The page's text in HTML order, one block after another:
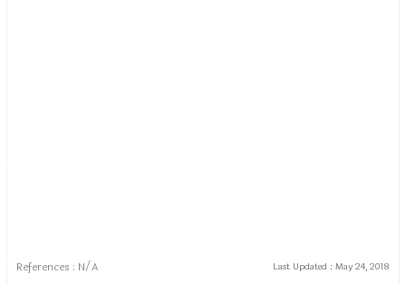
References : N/A Last Updated : May 24, 2018